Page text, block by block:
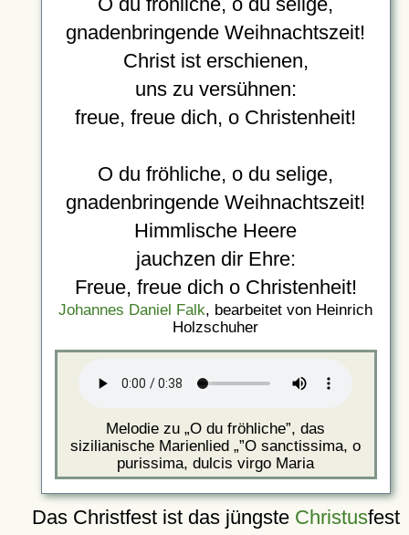
gnadenbringende Weihnachtszeit!
Christ ist erschienen,
uns zu versühnen:
freue, freue dich, o Christenheit!
O du fröhliche, o du selige,
gnadenbringende Weihnachtszeit!
Himmlische Heere
jauchzen dir Ehre:
Freue, freue dich o Christenheit!
Johannes Daniel Falk, bearbeitet von Heinrich
Holzschuher
Melodie zu O du fröhliche , das
sizilianische Marienlied
O sanctissima, o
purissima, dulcis virgo Maria
Das Christfest ist das jüngste Christusfest